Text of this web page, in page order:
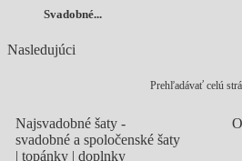
Svadobné...
Nasledujúci
Prehľadávať celú
Najsvadobné šaty -
svadobné a spoločenské šaty
| topánky | doplnky